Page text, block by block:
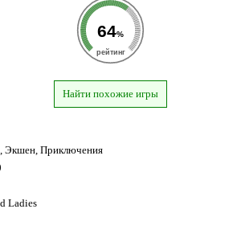
64%
рейтинг
Найти похожие игры
Экшен, Приключения
Ladies